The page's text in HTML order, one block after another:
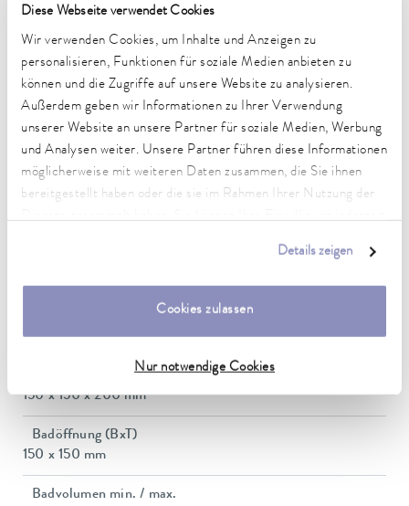
Diese Webseite verwendet Cookies
Wir verwenden Cookies, um Inhalte und Anzeigen zu
personalisieren, Funktionen für soziale Medien anbieten zu
können und die Zugriffe auf unsere Website zu analysieren.
Außerdem geben wir Informationen zu Ihrer Verwendung
unserer Website an unsere Partner für soziale Medien, Werbung
und Analysen weiter. Unsere Partner führen diese Informationen
möglicherweise mit weiteren Daten zusammen, die Sie ihnen
bereitgestellt haben oder die sie im Rahmen Ihrer Nutzung der
Details zeigen
Cookies zulassen
Nur notwendige Cookies
-30 ... 100 °C
Umgebungstemperaturbereich
5 ... 40 °C
0,05 ± K
Heating_range
1.0 ... 1.0 kW
11 A
Dimensions_bath_WTH
150 x 150 x 200 mm
Badöffnung (BxT)
150 x 150 mm
Badvolumen min. / max.